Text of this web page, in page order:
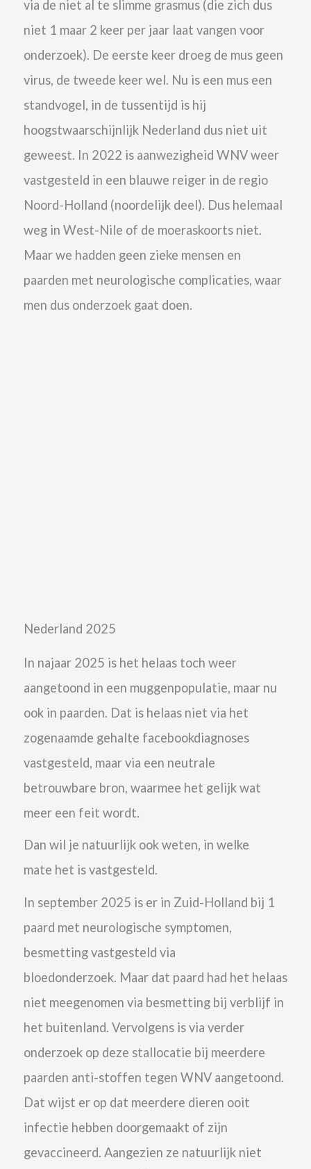
via de niet al te slimme grasmus (die zich dus
niet 1 maar 2 keer per jaar laat vangen voor
onderzoek). De eerste keer droeg de mus geen
virus, de tweede keer wel. Nu is een mus een
standvogel, in de tussentijd is hij
hoogstwaarschijnlijk Nederland dus niet uit
geweest. In 2022 is aanwezigheid WNV weer
vastgesteld in een blauwe reiger in de regio
Noord-Holland (noordelijk deel). Dus helemaal
weg in West-Nile of de moeraskoorts niet.
Maar we hadden geen zieke mensen en
paarden met neurologische complicaties, waar
men dus onderzoek gaat doen.
Nederland 2025
In najaar 2025 is het helaas toch weer
aangetoond in een muggenpopulatie, maar nu
ook in paarden. Dat is helaas niet via het
zogenaamde gehalte facebookdiagnoses
vastgesteld, maar via een neutrale
betrouwbare bron, waarmee het gelijk wat
meer een feit wordt.
Dan wil je natuurlijk ook weten, in welke
mate het is vastgesteld.
In september 2025 is er in Zuid-Holland bij 1
paard met neurologische symptomen,
besmetting vastgesteld via
bloedonderzoek. Maar dat paard had het helaas
niet meegenomen via besmetting bij verblijf in
het buitenland. Vervolgens is via verder
onderzoek op deze stallocatie bij meerdere
paarden anti-stoffen tegen WNV aangetoond.
Dat wijst er op dat meerdere dieren ooit
infectie hebben doorgemaakt of zijn
gevaccineerd. Aangezien ze natuurlijk niet